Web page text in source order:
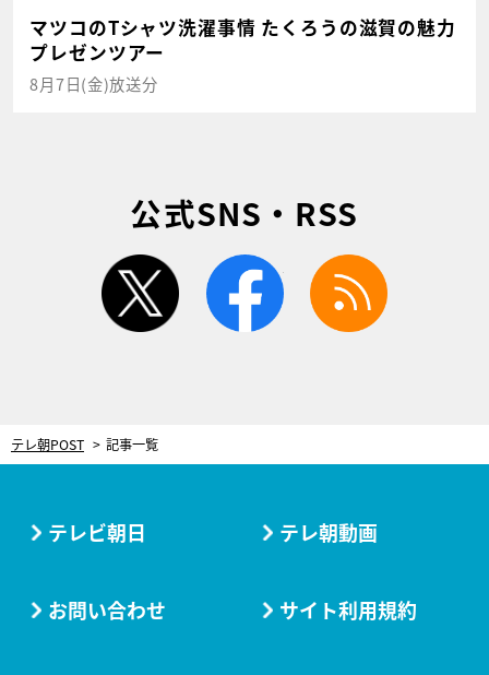
マツコのTシャツ洗濯事情 たくろうの滋賀の魅力
プレゼンツアー
8月7日(金)放送分
公式SNS・RSS
twitter facebook
テレ朝POST 記事一覧
テレビ朝日 テレ朝動画
お問い合わせ サイト利用規約